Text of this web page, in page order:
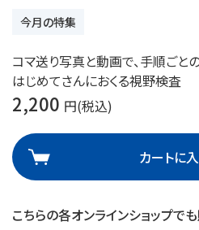
今月の特集
コマ送り写真と動画で、手順ごと
はじめてさんにおくる視野検査
2,200 円(税込)
カートに
こちらの各オンラインショップで